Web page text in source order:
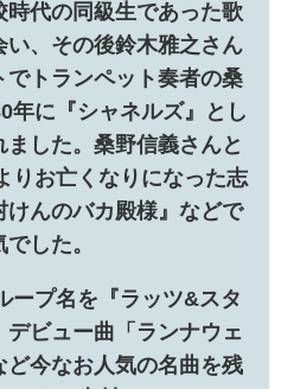
時代の同級生であった歌
、その後鈴木雅之さん
トランペット奏者の桑
年に『シャネルズ』とし
した。桑野信義さんと
りお亡くなりになった志
けんのバカ殿様』などで
した。
ープ名を『 ラッツ&スタ
ビュー曲「ランナウェ
今なお人気の名曲を残